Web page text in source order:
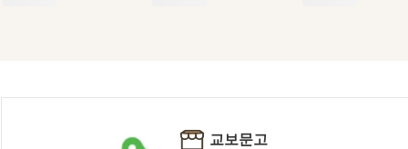
교보문고